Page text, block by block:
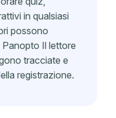
in ​​qualsiasi
possono
Il lettore
tracciate e
registrazione.